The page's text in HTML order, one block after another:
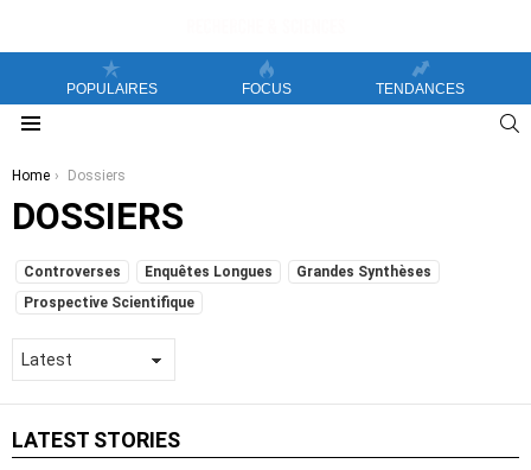
POPULAIRES FOCUS TENDANCES
You are here:
Home Dossiers
DOSSIERS
SUBTERMS
Controverses Enquêtes Longues
Grandes Synthèses
Prospective Scientifique
LATEST STORIES